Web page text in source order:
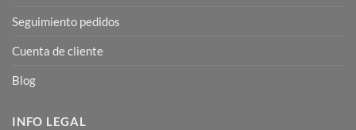
Seguimiento pedidos
Cuenta de cliente
Blog
INFO LEGAL